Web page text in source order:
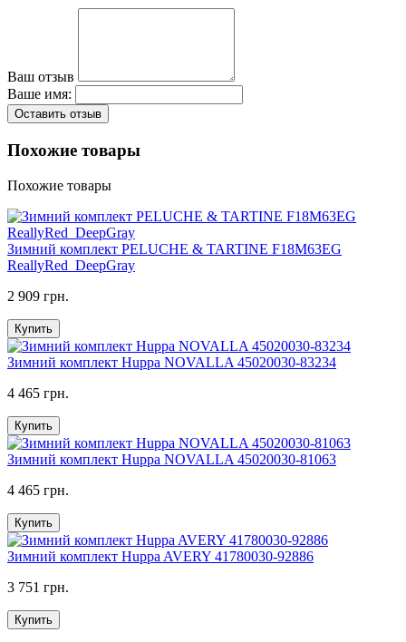
Ваш отзыв
Ваше имя:
Оставить отзыв
Похожие товары
Похожие товары
Зимний комплект PELUCHE & TARTINE F18M63EG
ReallyRed_DeepGray
2 909 грн.
Купить
Зимний комплект Huppa NOVALLA 45020030-83234
4 465 грн.
Купить
Зимний комплект Huppa NOVALLA 45020030-81063
4 465 грн.
Купить
Зимний комплект Huppa AVERY 41780030-92886
3 751 грн.
Купить